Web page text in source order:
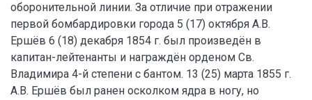
оборонительной линии. За отличие при отражении
первой бомбардировки города 5 (17) октября А.В.
Ершёв 6 (18) декабря 1854 г. был произведён в
капитан-лейтенанты и награждён орденом Св.
Владимира 4-й степени с бантом. 13 (25) марта 1855 г.
А.В. Ершёв был ранен осколком ядра в ногу, но